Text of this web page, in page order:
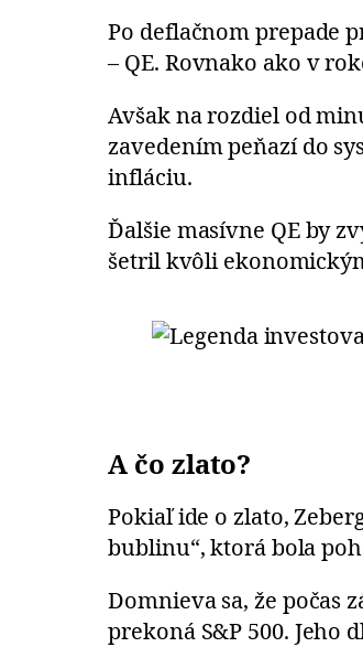
Po deflačnom prepade
– QE. Rovnako ako v
Avšak na rozdiel od
zavedením peňazí do
infláciu.
Ďalšie masívne QE by
šetril kvôli
A čo zlato?
Pokiaľ ide o zlato,
bublinu“, ktorá bola
Domnieva sa, že počas
prekoná S&P 500. Jeho